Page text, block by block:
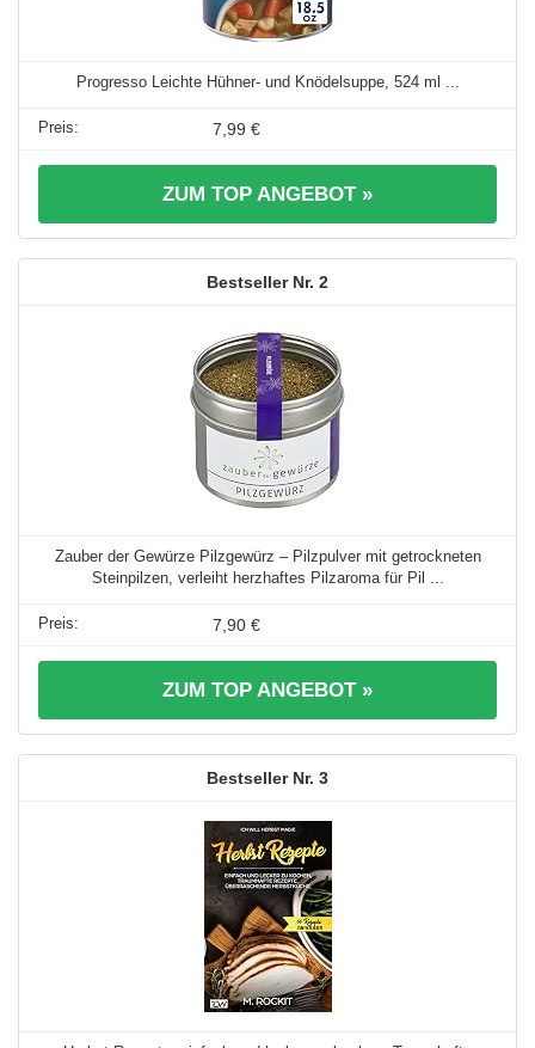
Progresso Leichte Hühner- und Knödelsuppe, 524 ml ...
7,99 €
ZUM TOP ANGEBOT »
2
Zauber der Gewürze Pilzgewürz – Pilzpulver mit getrockneten
Steinpilzen, verleiht herzhaftes Pilzaroma für Pil ...
7,90 €
ZUM TOP ANGEBOT »
3